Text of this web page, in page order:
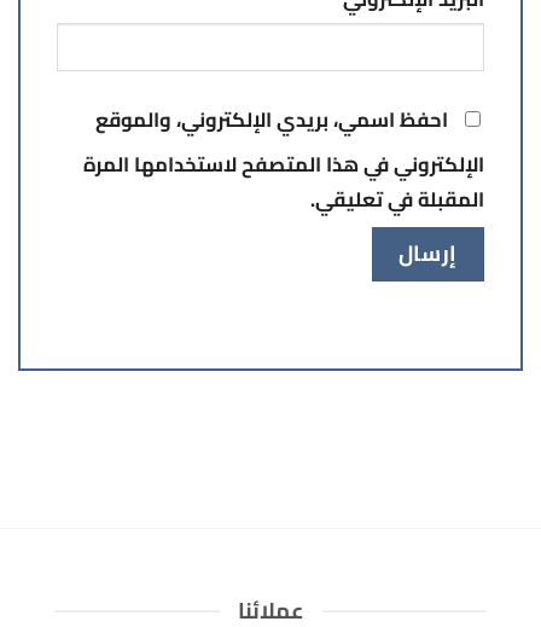
احفظ اسمي، بريدي الإلكتروني، والموقع
الإلكتروني في هذا المتصفح لاستخدامها المرة
المقبلة في تعليقي.
عملائنا